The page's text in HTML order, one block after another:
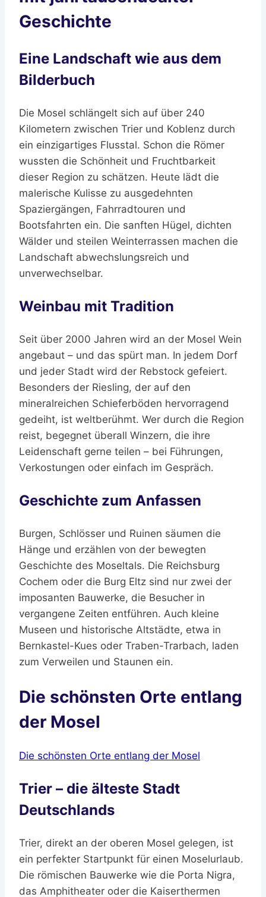
Geschichte
Eine Landschaft wie aus dem
Bilderbuch
Die Mosel schlängelt sich auf über 240
Kilometern zwischen Trier und Koblenz durch
ein einzigartiges Flusstal. Schon die Römer
wussten die Schönheit und Fruchtbarkeit
dieser Region zu schätzen. Heute lädt die
malerische Kulisse zu ausgedehnten
Spaziergängen, Fahrradtouren und
Bootsfahrten ein. Die sanften Hügel, dichten
Wälder und steilen Weinterrassen machen die
Landschaft abwechslungsreich und
unverwechselbar.
Weinbau mit Tradition
Seit über 2000 Jahren wird an der Mosel Wein
angebaut – und das spürt man. In jedem Dorf
und jeder Stadt wird der Rebstock gefeiert.
Besonders der Riesling, der auf den
mineralreichen Schieferböden hervorragend
gedeiht, ist weltberühmt. Wer durch die Region
reist, begegnet überall Winzern, die ihre
Leidenschaft gerne teilen – bei Führungen,
Verkostungen oder einfach im Gespräch.
Geschichte zum Anfassen
Burgen, Schlösser und Ruinen säumen die
Hänge und erzählen von der bewegten
Geschichte des Moseltals. Die Reichsburg
Cochem oder die Burg Eltz sind nur zwei der
imposanten Bauwerke, die Besucher in
vergangene Zeiten entführen. Auch kleine
Museen und historische Altstädte, etwa in
Bernkastel-Kues oder Traben-Trarbach, laden
zum Verweilen und Staunen ein.
Die schönsten Orte entlang
der Mosel
Die schönsten Orte entlang der Mosel
Trier – die älteste Stadt
Deutschlands
Trier, direkt an der oberen Mosel gelegen, ist
ein perfekter Startpunkt für einen Moselurlaub.
Die römischen Bauwerke wie die Porta Nigra,
das Amphitheater oder die Kaiserthermen